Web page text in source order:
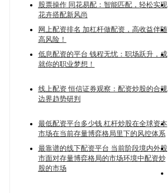
股票操作 同花易配：智能匹配，轻松实现
花卉搭配新风尚
网上配资排名 加杠杆做配资，高收益伴随
高风险！
低息配资的平台 钱程无忧：职场跃升，成
就你的职业梦想！
线上配资 恒信证券观察：配资炒股的合规
边界趋势研判
最低配资平台多少钱 杠杆炒股在全球资本
市场在当前存量博弈格局里下的风控体系
最靠谱的线下配资平台 当前阶段境内外股
市面对存量博弈格局的市场环境中配资炒
股的市场